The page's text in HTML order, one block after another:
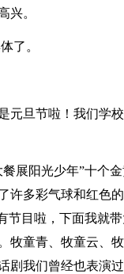
兴。
了。
元旦节啦！我们学
展阳光少年”十个
许多彩气球和红色
节目啦，下面我就带
牧童青、牧童云、
剧我们曾经也表演过